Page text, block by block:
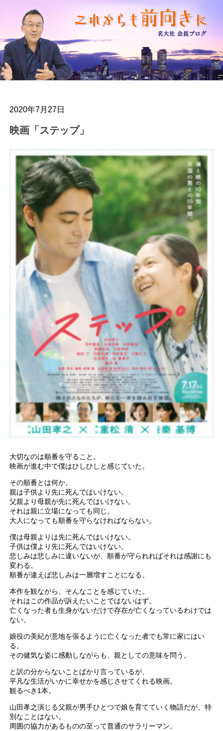
2020年7月27日
映画「ステップ」
大切なのは順番を守ること。
映画が進む中で僕はひしひしと感じていた。
その順番とは何か。
親は子供より先に死んではいけない。
父親より母親が先に死んではいけない。
それは親に立場になっても同じ。
大人になっても順番を守らなければならない。
僕は母親よりは先に死んではいけない。
子供は僕より先に死んではいけない。
悲しみは悲しみに違いないが、順番が守られればそれは感謝にも
変わる。
順番が違えば悲しみは一層増すことになる。
本作を観ながら、そんなことを感じていた。
それはこの作品が訴えたいことではないはず。
亡くなった者も生身がないだけで存在が亡くなっているわけでは
ない。
娘役の美紀が意地を張るように亡くなった者でも常に家にはい
る。
その健気な姿に感動しながらも、親としての意味を問う。
と訳の分からないことばかり言っているが、
平凡な生活がいかに幸せかを感じさせてくれる映画。
観るべき1本。
山田孝之演じる父親が男手ひとつで娘を育てていく物語だが、特
別なことはない。
周囲の協力があるものの至って普通のサラリーマン。